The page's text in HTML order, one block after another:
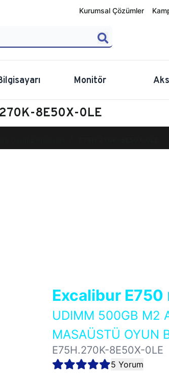
Kurumsal Çözümler
Monitör
8E50X-0LE
Excalibur E750
UDIMM 500GB M2
MASAÜSTÜ OYUN
E75H.270K-8E50X-0LE
5 Yorum